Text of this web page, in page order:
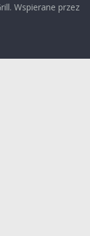
Wspierane przez